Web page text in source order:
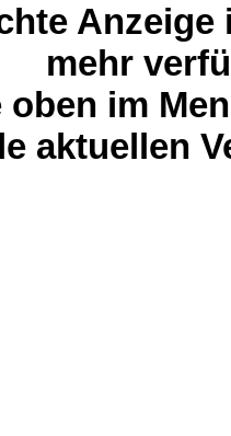
mehr
oben im
aktuellen